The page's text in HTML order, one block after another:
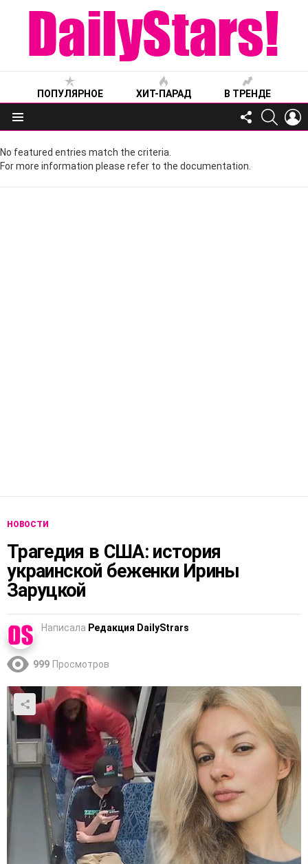
ПОПУЛЯРНОЕ ХИТ-ПАРАД В ТРЕНДЕ
Меню
FOLLOW
US
No featured entries match the criteria.
For more information please refer to the documentation.
НОВОСТИ
Трагедия в США: история
украинской беженки Ирины
Заруцкой
Написала Редакция DailyStrars
999 Просмотров